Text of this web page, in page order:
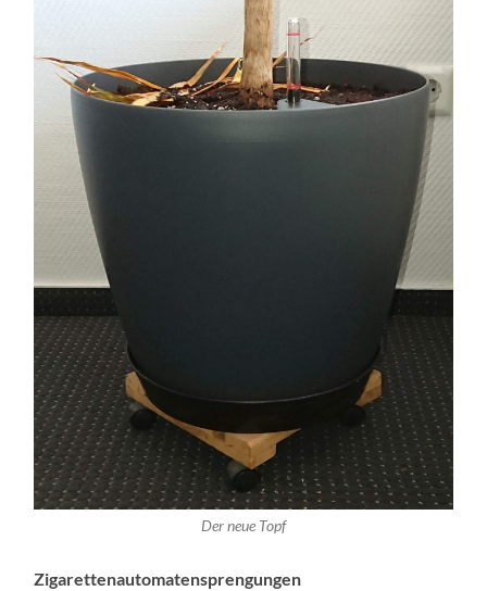
Der neue Topf
Zigarettenautomatensprengungen